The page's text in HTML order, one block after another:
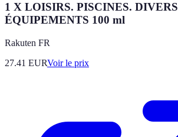
1 X LOISIRS. PISCINES. DIVERS
ÉQUIPEMENTS 100 ml
Rakuten FR
27.41 EURVoir le prix